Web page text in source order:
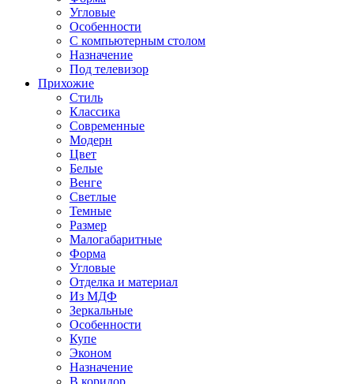
Угловые
Особенности
С компьютерным столом
Назначение
Под телевизор
Прихожие
Стиль
Классика
Современные
Модерн
Цвет
Белые
Венге
Светлые
Темные
Размер
Малогабаритные
Форма
Угловые
Отделка и материал
Из МДФ
Зеркальные
Особенности
Купе
Эконом
Назначение
В коридор